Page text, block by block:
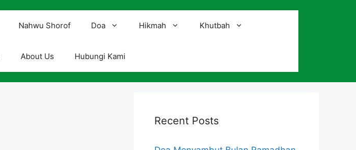
Nahwu Shorof Doa Hikmah Khutbah
About Us Hubungi Kami
Recent Posts